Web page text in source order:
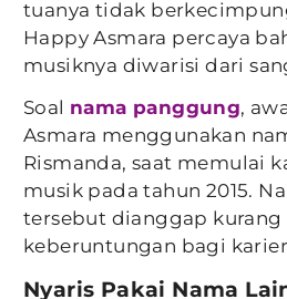
tuanya tidak
Happy Asmara percaya
musiknya diwarisi dari
Soal nama panggung,
Asmara menggunakan
Rismanda, saat memulai
musik pada tahun 2015.
tersebut dianggap kurang
keberuntungan bagi
Nyaris Pakai Nama